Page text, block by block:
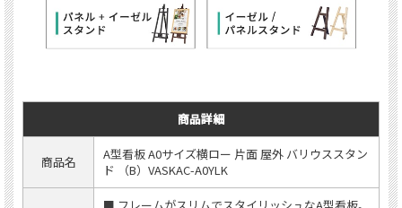
商品詳細
商品名
A型看板 A0サイズ横ロー 片面 屋外 バリウススタン
ド （B）VASKAC-A0YLK
■ フレームがスリムでスタイリッシュなA型看板。